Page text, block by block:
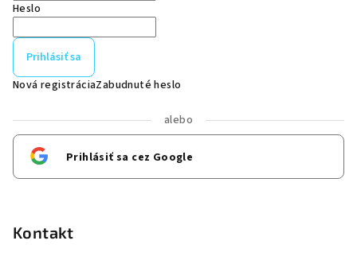
Heslo
Prihlásiť sa
Nová registráciaZabudnuté heslo
alebo
Prihlásiť sa cez Google
Kontakt